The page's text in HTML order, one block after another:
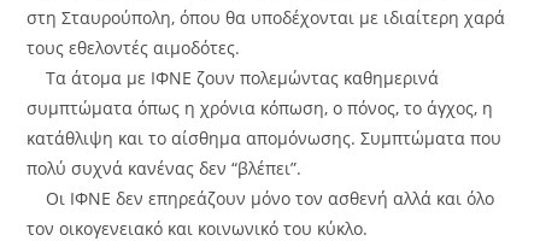
στη Σταυρούπολη, όπου θα υποδέχονται με ιδιαίτερη χαρά
τους εθελοντές αιμοδότες.
Τα άτομα με ΙΦΝΕ ζουν πολεμώντας καθημερινά
συμπτώματα όπως η χρόνια κόπωση, ο πόνος, το άγχος, η
κατάθλιψη και το αίσθημα απομόνωσης. Συμπτώματα που
πολύ συχνά κανένας δεν “βλέπει”.
Οι ΙΦΝΕ δεν επηρεάζουν μόνο τον ασθενή αλλά και όλο
τον οικογενειακό και κοινωνικό του κύκλο.